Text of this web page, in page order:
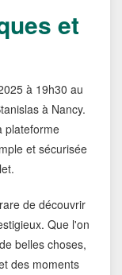
et
à 19h30 au
à Nancy.
plateforme
et sécurisée
de découvrir
Que l'on
belles choses,
des moments